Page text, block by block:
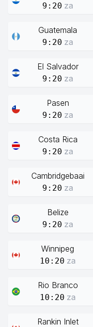
9:20 za
Guatemala
9:20 za
El Salvador
9:20 za
Pasen
9:20 za
Costa Rica
9:20 za
Cambridgebaai
9:20 za
Belize
9:20 za
Winnipeg
10:20 za
Rio Branco
10:20 za
Rankin Inlet